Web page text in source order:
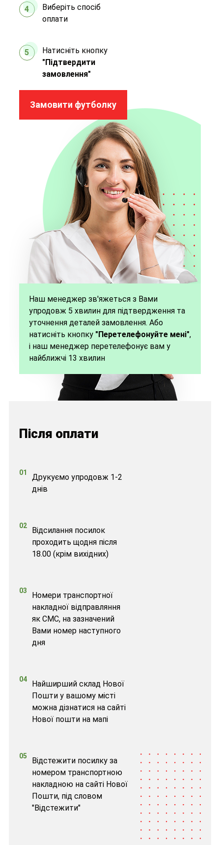
4
Виберіть спосіб
оплати
5
Натисніть кнопку
"Підтвердити
замовлення"
Замовити футболку
Наш менеджер зв'яжеться з Вами
упродовж 5 хвилин для підтвердження та
уточнення деталей замовлення. Або
натисніть кнопку "Перетелефонуйте мені",
і наш менеджер перетелефонує вам у
найближчі 13 хвилин
Після оплати
01
Друкуємо упродовж 1-2
днів
02
Відсилання посилок
проходить щодня після
18.00 (крім вихідних)
03
Номери транспортної
накладної відправляння
як СМС, на зазначений
Вами номер наступного
дня
04
Найширший склад Нової
Пошти у вашому місті
можна дізнатися на сайті
Нової пошти на мапі
05
Відстежити посилку за
номером транспортною
накладною на сайті Нової
Пошти, під словом
"Відстежити"